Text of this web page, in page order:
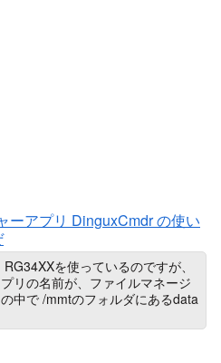
ーアプリ DinguxCmdr の使い
を使っているのですが、
リの名前が、ファイルマネージ
中で /mmtのフォルダにあるdata